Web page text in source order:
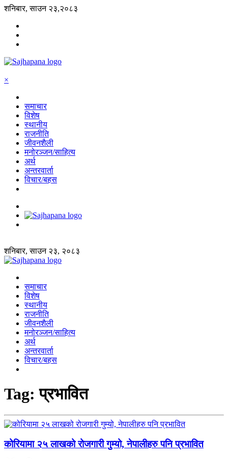
शनिबार, साउन २३,२०८३
×
समाचार
विशेष
स्थानीय
राजनीति
जीवनशैली
मनोरञ्जन/साहित्य
अर्थ
अन्तरवार्ता
विचार/बहस
शनिबार, साउन २३, २०८३
समाचार
विशेष
स्थानीय
राजनीति
जीवनशैली
मनोरञ्जन/साहित्य
अर्थ
अन्तरवार्ता
विचार/बहस
Tag:प्रभावित
कोरियामा २५ लाखको रोजगारी गुम्यो, नेपालीहरु पनि प्रभावित